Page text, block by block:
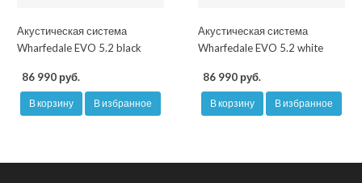
Акустическая система
Wharfedale EVO 5.2 black
86 990 руб.
В корзину В избранное
Акустическая система
Wharfedale EVO 5.2 white
86 990 руб.
В корзину В избранное